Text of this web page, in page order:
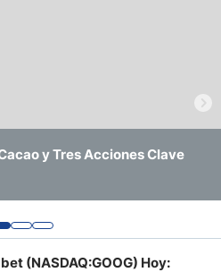
del Mercado Diario
y Tres Acciones Clave
del Café, el Cacao y las
Sorpresa Negativa en los
(NASDAQ:GOOG) Hoy: